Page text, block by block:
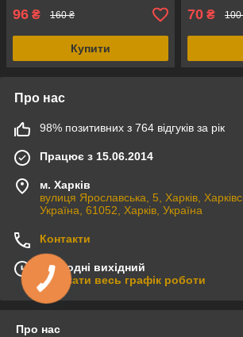
96 ₴ 160 ₴
Купити
70 ₴ 100
Про нас
98% позитивних з 764 відгуків за рік
Працює з 15.06.2014
м. Харків
вулиця Ярославська, 5, Харків,
Україна, 61052, Харків, Україна
Контакти
Сьогодні вихідний
Показати весь графік роботи
Про нас